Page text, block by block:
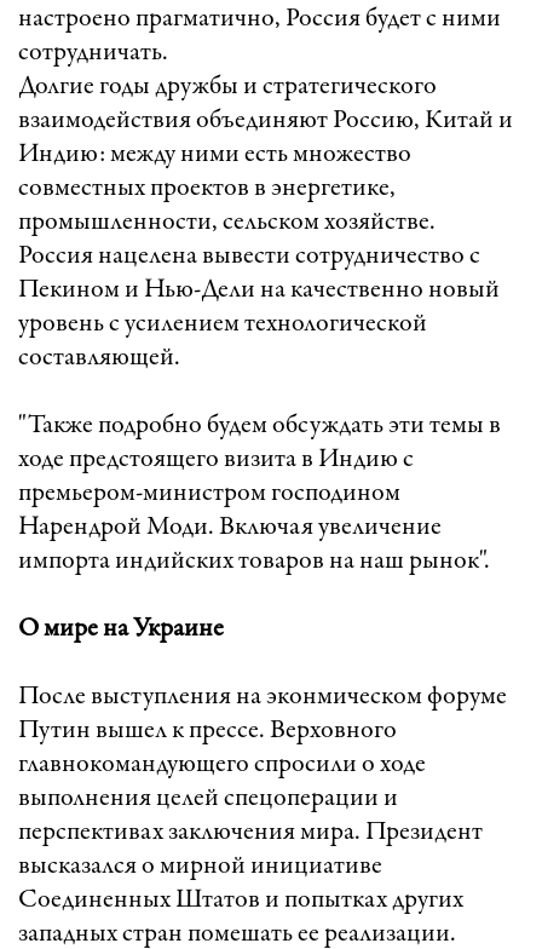
настроено прагматично, Россия будет с ними
сотрудничать.
Долгие годы дружбы и стратегического
взаимодействия объединяют Россию, Китай и
Индию: между ними есть множество
совместных проектов в энергетике,
промышленности, сельском хозяйстве.
Россия нацелена вывести сотрудничество с
Пекином и Нью-Дели на качественно новый
уровень с усилением технологической
составляющей.
"Также подробно будем обсуждать эти темы в
ходе предстоящего визита в Индию с
премьером-министром господином
Нарендрой Моди. Включая увеличение
импорта индийских товаров на наш рынок".
О мире на Украине
После выступления на эконмическом форуме
Путин вышел к прессе. Верховного
главнокомандующего спросили о ходе
выполнения целей спецоперации и
перспективах заключения мира. Президент
высказался о мирной инициативе
Соединенных Штатов и попытках других
западных стран помешать ее реализации.